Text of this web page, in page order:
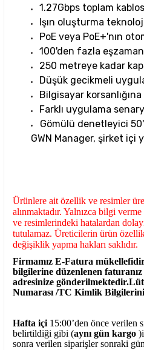
1.27Gbps toplam
Işın oluşturma
PoE veya PoE+'nın
100'den fazla
250 metreye kadar
Düşük gecikmeli
Bilgisayar
Farklı uygulama
Gömülü denetleyici
GWN Manager, şirket içi
Ürünlere ait özellik ve resimler
alınmaktadır. Yalnızca bilgi
ve resimlerindeki hatalardan
tutulamaz. Üreticilerin ürün
değişiklik yapma hakları saklıdır.
Firmamız E-Fatura
bilgilerine düzenlenen faturanız
adresinize
Numarası /TC Kimlik
Hafta içi 15:00’den önce verilen
belirtildiği gibi (aynı gün kargo
sonra verilen siparişler sonraki